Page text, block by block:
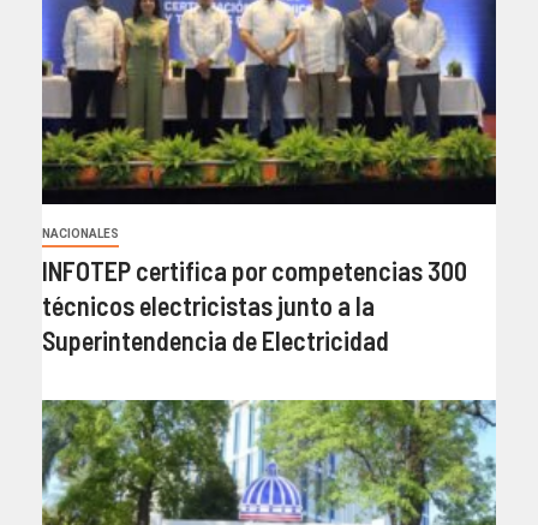
NACIONALES
INFOTEP certifica por competencias 300
técnicos electricistas junto a la
Superintendencia de Electricidad